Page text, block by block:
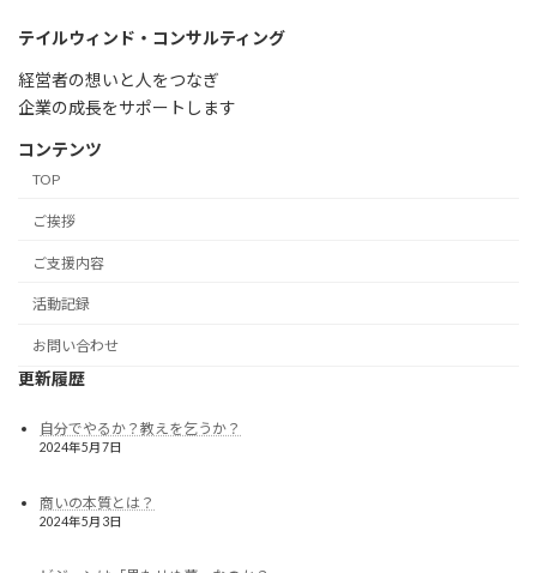
テイルウィンド・コンサルティング
経営者の想いと人をつなぎ
企業の成長をサポートします
コンテンツ
TOP
ご挨拶
ご支援内容
活動記録
お問い合わせ
更新履歴
自分でやるか？教えを乞うか？
2024年5月7日
商いの本質とは？
2024年5月3日